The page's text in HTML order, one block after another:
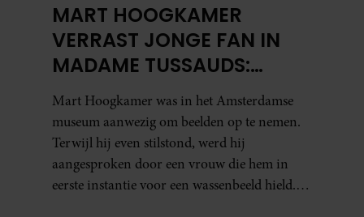
MART HOOGKAMER
VERRAST JONGE FAN IN
MADAME TUSSAUDS:
ONTROEREND MOMENT
EINDIGT IN TRANEN
Mart Hoogkamer was in het Amsterdamse
museum aanwezig om beelden op te nemen.
Terwijl hij even stilstond, werd hij
aangesproken door een vrouw die hem in
eerste instantie voor een wassenbeeld hield.